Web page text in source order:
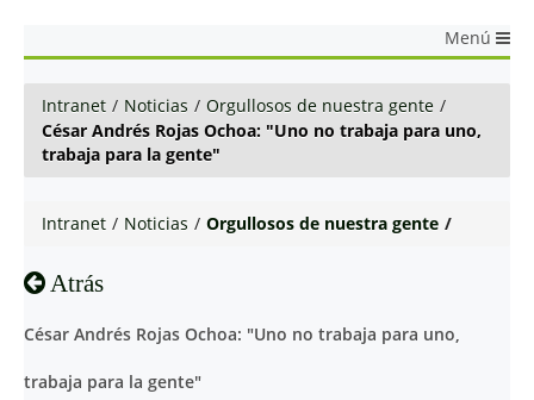
Menú
Intranet / Noticias / Orgullosos de nuestra gente /
César Andrés Rojas Ochoa: "Uno no trabaja para uno,
trabaja para la gente"
Intranet / Noticias / Orgullosos de nuestra gente /
Atrás
César Andrés Rojas Ochoa: "Uno no trabaja para uno,
trabaja para la gente"